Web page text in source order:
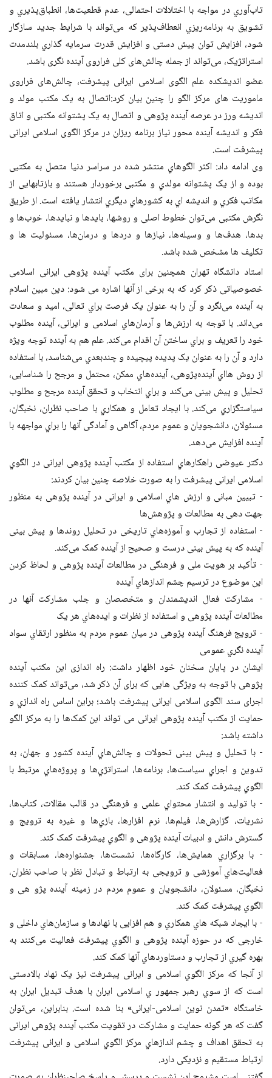
تاب‌آوري در مواجه با اختلالات احتمالی، عدم قطعیت‌ها، انطباق‌پذیري و
تشویق به برنامه‌ریزي انعطاف‌پذیر که می‌تواند با شرایط جدید سازگار
شود، افزایش توان پیش دستی و افزایش قدرت سرمایه گذاري بلندمدت
استراتژیک، می‌تواند از جمله چالش‌های کلی فراروی آینده نگری باشد.
عضو اندیشکده علم الگوی اسلامی ایرانی پیشرفت، چالش‌های فراروی
ماموریت های مرکز الگو را چنین بیان کرد:اتصال به یک مکتب مولد و
اندیشه ورز در عرصه آینده پژوهی و اتصال به یک پشتوانه مکتبی و اتاق
فکر و اندیشه آینده محور نیاز برنامه ریزان در مرکز الگوی اسلامی ایرانی
پیشرفت است.
وی ادامه داد: اکثر الگوهاي منتشر شده در سراسر دنیا متصل به مکتبی
بوده و از یک پشتوانه مولدي و مکتبی برخوردار هستند و بازتابهایی از
مکاتب فکري و اندیشه اي به کشورهاي دیگري انتشار یافته است. از طریق
نگرش مکتبی می‌توان خطوط اصلى و روشها، بایدها و نبایدها، خوب‌ها و
بدها، هدف‌ها و وسیله‌ها، نیازها و دردها و درمان‌ها، مسئولیت ها و
تکلیف ها مشخص شده باشد.
استاد دانشگاه تهران همچنین برای مکتب آینده پژوهی ایرانی اسلامی
خصوصیاتی ذکر کرد که به برخی از آنها اشاره می شود: دین مبین اسلام
به آینده می‌نگرد و آن را به عنوان یک فرصت براي تعالی، امید و سعادت
می‌داند. با توجه به ارزش‌ها و آرمان‌هاي اسلامی و ایرانی، آینده مطلوب
خود را تعریف و براي ساختن آن اقدام می‌کند. علم هم به آینده توجه ویژه
دارد و آن را به عنوان یک پدیده پیچیده و چندبعدي می‌شناسد، با استفاده
از روش هااي آینده‌پژوهی، آینده‌هاي ممکن، محتمل و مرجح را شناسایی،
تحلیل و پیش بینی می‌کند و براي انتخاب و تحقق آینده مرجح و مطلوب
سیاستگزاري می‌کند. با ایجاد تعامل و همکاري با صاحب نظران، نخبگان،
مسئولان، دانشجویان و عموم مردم، آگاهی و آمادگی آنها را براي مواجهه با
آینده افزایش می‌دهد.
دکتر عیوضی راهکارهاي استفاده از مکتب آینده پژوهی ایرانی در الگوي
اسلامی ایرانی پیشرفت را به صورت خلاصه چنین بیان کردند:
- تبیین مبانی و ارزش هاي اسلامی و ایرانی در آینده پژوهی به منظور
جهت دهی به مطالعات و پژوهش‌ها
- استفاده از تجارب و آموزه‌هاي تاریخی در تحلیل روندها و پیش بینی
آینده که به پیش بینی درست و صحیح از آینده کمک می‌کند.
- تأکید بر هویت ملی و فرهنگی در مطالعات آینده پژوهی و لحاظ کردن
این موضوع در ترسیم چشم اندازهاي آینده
- مشارکت فعال اندیشمندان و متخصصان و جلب مشارکت آنها در
مطالعات آینده پژوهی و استفاده از نظرات و ایده‌هاي هر یک
- ترویج فرهنگ آینده پژوهی در میان عموم مردم به منظور ارتقاي سواد
آینده نگري عمومی
ایشان در پایان سخنان خود اظهار داشت: راه اندازی این مکتب آینده
پژوهی با توجه به ویژگی هایی که برای آن ذکر شد، می‌تواند کمک کننده
اجرای سند الگوی اسلامی ایرانی پیشرفت باشد؛ براین اساس راه اندازي و
حمایت از مکتب آینده پژوهی ایرانی می تواند این کمک‌ها را به مرکز الگو
داشته باشد:
- با تحلیل و پیش بینی تحولات و چالش‌هاي آینده کشور و جهان، به
تدوین و اجراي سیاست‌ها، برنامه‌ها، استراتژي‌ها و پروژه‌هاي مرتبط با
الگوي پیشرفت کمک کند.
- با تولید و انتشار محتواي علمی و فرهنگی در قالب مقالات، کتاب‌ها،
نشریات، گزارش‌ها، فیلم‌ها، نرم افزارها، بازي‌ها و غیره به ترویج و
گسترش دانش و ادبیات آینده پژوهی و الگوي پیشرفت کمک کند.
- با برگزاري همایش‌ها، کارگاه‌ها، نشست‌ها، جشنواره‌ها، مسابقات و
فعالیت‌هاي آموزشی و ترویجی به ارتباط و تبادل نظر با صاحب نظران،
نخبگان، مسئولان، دانشجویان و عموم مردم در زمینه آینده پژو هی و
الگوي پیشرفت کمک کند.
- با ایجاد شبکه هاي همکاري و هم افزایی با نهادها و سازمان‌هاي داخلی و
خارجی که در حوزه آینده پژوهی و الگوي پیشرفت فعالیت می‌کنند به
بهره گیري از تجارب و دستاوردهاي آنها کمک کند.
از آنجا که مرکز الگوي اسلامی و ایرانی پیشرفت نیز یک نهاد بالادستی
است که از سوي رهبر جمهور ي اسلامی ایران با هدف تبدیل ایران به
خاستگاه «تمدن نوین اسلامی-ایرانی» بنا شده است. بنابراین، می‌توان
گفت که هر گونه حمایت و مشارکت در تقویت مکتب آینده پژوهی ایرانی
به تحقق اهداف و چشم اندازهاي مرکز الگوي اسلامی و ایرانی پیشرفت
ارتباط مستقیم و نزدیکی دارد.